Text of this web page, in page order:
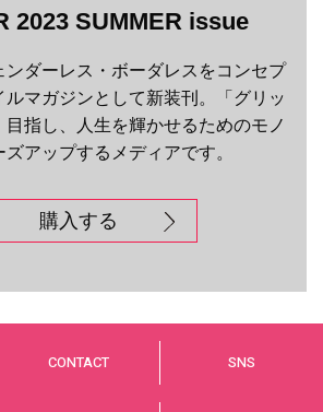
2023 SUMMER issue
ンダーレス・ボーダレスをコンセプ
ルマガジンとして新装刊。「グリッ
目指し、人生を輝かせるためのモノ
アップするメディアです。
購入する
CONTACT SNS